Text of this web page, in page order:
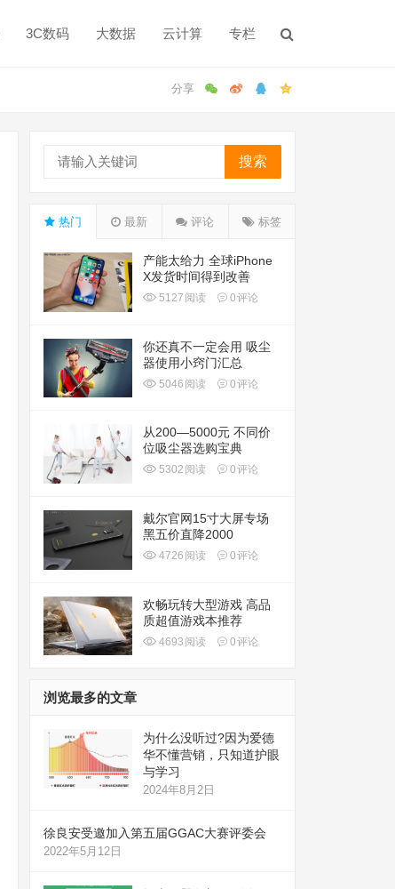
3C数码 大数据 云计算 专栏
搜索
热门 最新 评论 标签
产能太给力 全球iPhone
X发货时间得到改善
5127 阅读 0评论
你还真不一定会用 吸尘
器使用小窍门汇总
5046 阅读 0评论
从200—5000元 不同价
位吸尘器选购宝典
5302 阅读 0评论
戴尔官网15寸大屏专场
黑五价直降2000
4726 阅读 0评论
欢畅玩转大型游戏 高品
质超值游戏本推荐
4693 阅读 0评论
浏览最多的文章
为什么没听过?因为爱德
华不懂营销，只知道护眼
与学习
2024年8月2日
徐良安受邀加入第五届GGAC大赛评委会
2022年5月12日